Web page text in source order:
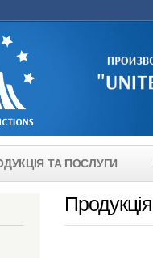
ТА ПОСЛУГИ